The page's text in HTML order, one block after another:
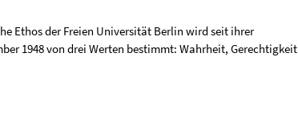
Ethos der Freien Universität Berlin wird seit ihrer
1948 von drei Werten bestimmt: Wahrheit, Gerechtigkeit